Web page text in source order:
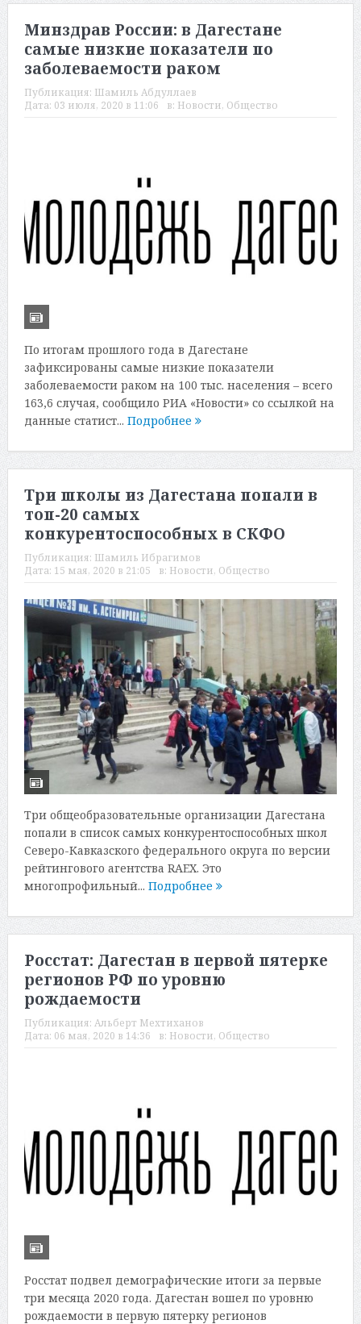
Минздрав России: в Дагестане
самые низкие показатели по
заболеваемости раком
Публикация: Шамиль Абдуллаев
Дата: 03 июля, 2020 в 11:06 в: Новости, Общество
По итогам прошлого года в Дагестане
зафиксированы самые низкие показатели
заболеваемости раком на 100 тыс. населения – всего
163,6 случая, сообщило РИА «Новости» со ссылкой на
данные статист... Подробнее
Три школы из Дагестана попали в
топ-20 самых
конкурентоспособных в СКФО
Публикация: Шамиль Ибрагимов
Дата: 15 мая, 2020 в 21:05 в: Новости, Общество
Три общеобразовательные организации Дагестана
попали в список самых конкурентоспособных школ
Северо-Кавказского федерального округа по версии
рейтингового агентства RAEX. Это
многопрофильный... Подробнее
Росстат: Дагестан в первой пятерке
регионов РФ по уровню
рождаемости
Публикация: Альберт Мехтиханов
Дата: 06 мая, 2020 в 14:36 в: Новости, Общество
Росстат подвел демографические итоги за первые
три месяца 2020 года. Дагестан вошел по уровню
рождаемости в первую пятерку регионов